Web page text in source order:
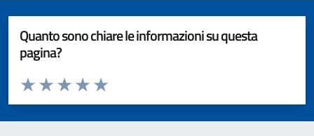
Quanto sono chiare le informazioni su questa
pagina?
Valuta da 1 a 5 stelle la pagina
Valuta 5 stelle su 5
Valuta 4 stelle su 5
Valuta 3 stelle su 5
Valuta 2 stelle su 5
Valuta 1 stelle su 5